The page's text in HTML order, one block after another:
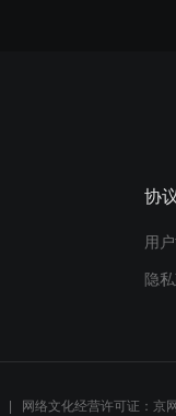
协
用
隐
网络文化经营许可证：京